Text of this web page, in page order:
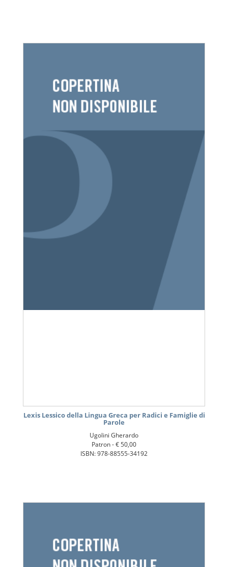
Lexis Lessico della Lingua Greca per Radici e Famiglie di
Parole
Ugolini Gherardo
Patron -€ 50,00
ISBN: 978-88555-34192